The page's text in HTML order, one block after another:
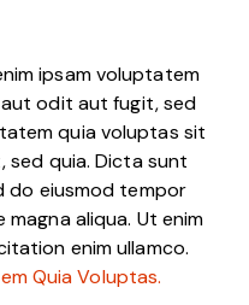
ipsam voluptatem
odit aut fugit, sed
quia voluptas sit
quia. Dicta sunt
do eiusmod tempor
aliqua. Ut enim
enim ullamco.
Quia Voluptas.